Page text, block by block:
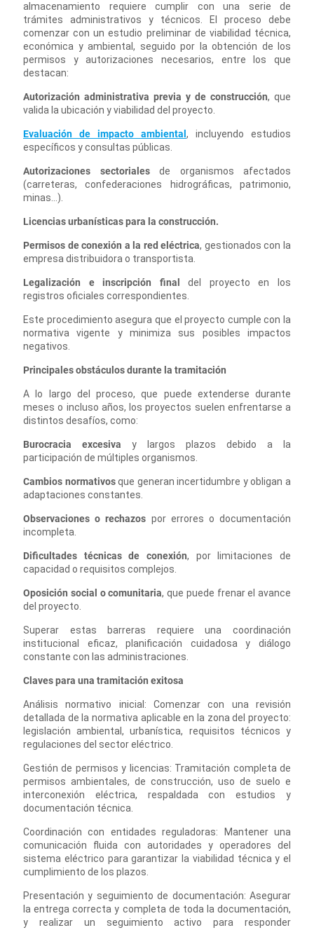
almacenamiento requiere cumplir con una serie de
trámites administrativos y técnicos. El proceso debe
comenzar con un estudio preliminar de viabilidad técnica,
económica y ambiental, seguido por la obtención de los
permisos y autorizaciones necesarios, entre los que
destacan:
Autorización administrativa previa y de construcción, que
valida la ubicación y viabilidad del proyecto.
Evaluación de impacto ambiental , incluyendo estudios
específicos y consultas públicas.
Autorizaciones sectoriales de organismos afectados
(carreteras, confederaciones hidrográficas, patrimonio,
minas…).
Licencias urbanísticas para la construcción.
Permisos de conexión a la red eléctrica, gestionados con la
empresa distribuidora o transportista.
Legalización e inscripción finaldel proyecto en los
registros oficiales correspondientes.
Este procedimiento asegura que el proyecto cumple con la
normativa vigente y minimiza sus posibles impactos
negativos.
Principales obstáculos durante la tramitación
A lo largo del proceso, que puede extenderse durante
meses o incluso años, los proyectos suelen enfrentarse a
distintos desafíos, como:
Burocracia excesiva y largos plazos debido a la
participación de múltiples organismos.
Cambios normativosque generan incertidumbre y obligan a
adaptaciones constantes.
Observaciones o rechazos por errores o documentación
incompleta.
Dificultades técnicas de conexión, por limitaciones de
capacidad o requisitos complejos.
Oposición social o comunitaria, que puede frenar el avance
del proyecto.
Superar estas barreras requiere una coordinación
institucional eficaz, planificación cuidadosa y diálogo
constante con las administraciones.
Claves para una tramitación exitosa
Análisis normativo inicial: Comenzar con una revisión
detallada de la normativa aplicable en la zona del proyecto:
legislación ambiental, urbanística, requisitos técnicos y
regulaciones del sector eléctrico.
Gestión de permisos y licencias: Tramitación completa de
permisos ambientales, de construcción, uso de suelo e
interconexión eléctrica, respaldada con estudios y
documentación técnica.
Coordinación con entidades reguladoras: Mantener una
comunicación fluida con autoridades y operadores del
sistema eléctrico para garantizar la viabilidad técnica y el
cumplimiento de los plazos.
Presentación y seguimiento de documentación: Asegurar
la entrega correcta y completa de toda la documentación,
y realizar un seguimiento activo para responder